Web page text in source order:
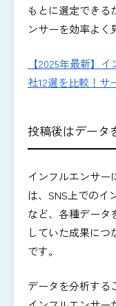
もとに選定できる
ンサーを効率よく
【2025年最新】
社12選を比較！サ
投稿後はデータ
インフルエンサー
は、SNS上でのイ
など、各種データ
していた成果に
です。
データを分析する